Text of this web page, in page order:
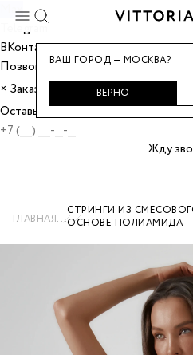
Max
Telegram
ВКонтакте
Позвонить
× Заказать звонок
Оставьте номер, и мы перезвоним
Жду
ГЛАВНАЯ...СТРИНГИ ИЗ
ОСНОВЕ ПОЛИАМИДА
ВАШ ГОРОД — МОСКВА?
ВЕРНО